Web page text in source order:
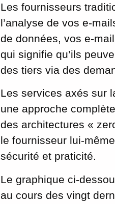
Les fournisseurs
l’analyse de vos e-
de données, vos e-
qui signifie qu’ils
des tiers via des
Les services axés sur
une approche
des architectures «
le fournisseur lui-
sécurité et praticité.
Le graphique ci-
au cours des vingt